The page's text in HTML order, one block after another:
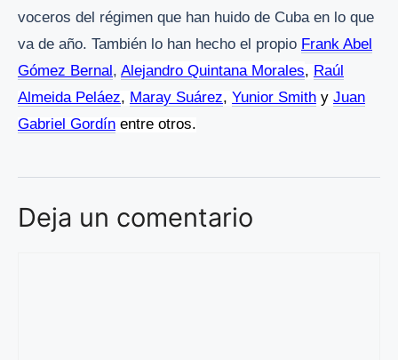
voceros del régimen que han huido de Cuba en lo que
va de año. También lo han hecho el propio Frank Abel
Gómez Bernal, Alejandro Quintana Morales, Raúl
Almeida Peláez, Maray Suárez, Yunior Smith y Juan
Gabriel Gordín entre otros.
Deja un comentario